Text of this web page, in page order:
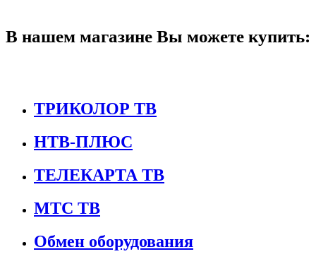
В нашем магазине Вы можете купить:
ТРИКОЛОР ТВ
НТВ-ПЛЮС
ТЕЛЕКАРТА ТВ
МТС ТВ
Обмен оборудования